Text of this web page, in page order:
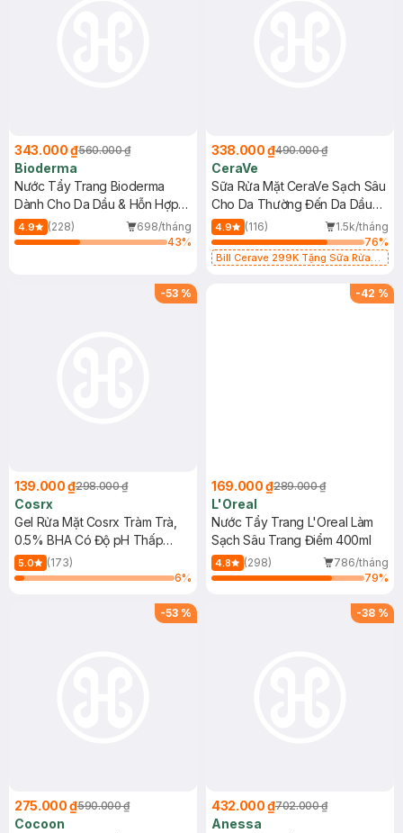
343.000 ₫560.000 ₫
Bioderma
Nước Tẩy Trang Bioderma
Dành Cho Da Dầu & Hỗn Hợp
500ml
4.9 (228)
698/tháng
43%
338.000 ₫490.000 ₫
CeraVe
Sữa Rửa Mặt CeraVe Sạch Sâu
Cho Da Thường Đến Da Dầu
473ml
4.9 (116)
1.5k/tháng
76%
Bill Cerave 299K Tặng Sữa Rửa
-53 %
139.000 ₫298.000 ₫
Cosrx
Gel Rửa Mặt Cosrx Tràm Trà,
0.5% BHA Có Độ pH Thấp
150ml
5.0
(173)
6%
-42 %
169.000 ₫289.000 ₫
L'Oreal
Nước Tẩy Trang L'Oreal Làm
Sạch Sâu Trang Điểm 400ml
4.8 (298)
786/tháng
79%
-53 %
275.000 ₫590.000 ₫
Cocoon
-38 %
432.000 ₫702.000 ₫
Anessa